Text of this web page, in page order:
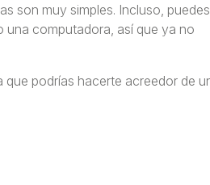
son muy simples. Incluso, puedes
una computadora, así que ya no
podrías hacerte acreedor de